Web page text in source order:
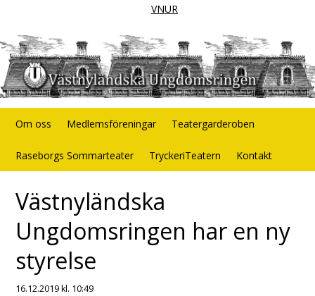
VNUR
Om oss Medlemsföreningar Teatergarderoben
Raseborgs Sommarteater TryckeriTeatern Kontakt
Västnyländska
Ungdomsringen har en ny
styrelse
16.12.2019kl. 10:49